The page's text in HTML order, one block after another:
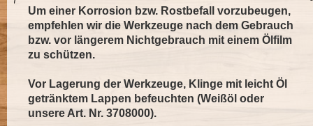
Um einer Korrosion bzw. Rostbefall vorzubeugen,
empfehlen wir die Werkzeuge nach dem Gebrauch
bzw. vor längerem Nichtgebrauch mit einem Ölfilm
zu schützen.
Vor Lagerung der Werkzeuge, Klinge mit leicht Öl
getränktem Lappen befeuchten (Weißöl oder
unsere Art. Nr. 3708000).